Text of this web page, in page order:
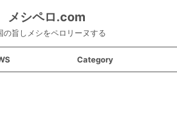
メシペロ.com
の旨しメシをペロリーヌする
Category